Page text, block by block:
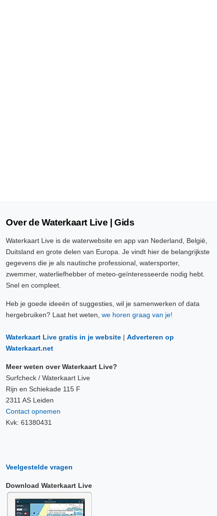
Over de Waterkaart Live | Gids
Waterkaart Live is de waterwebsite en app van Nederland, België,
Duitsland en grote delen van Europa. Je vindt hier de belangrijkste
gegevens die je als nautische professional, watersporter,
zwemmer, waterliefhebber of meteo-geïnteresseerde nodig hebt.
Snel en compleet.
Heb je goede ideeën of suggesties, wil je samenwerken of data
hergebruiken? Laat het weten, we horen graag van je!
Waterkaart Live gratis in je website | Adverteren op
Waterkaart.net
Meer weten over Waterkaart Live?
Surfcheck / Waterkaart Live
Rijn en Schiekade 115 F
2311 AS Leiden
Contact opnemen
Kvk: 61380431
Veelgestelde vragen
Download Waterkaart Live